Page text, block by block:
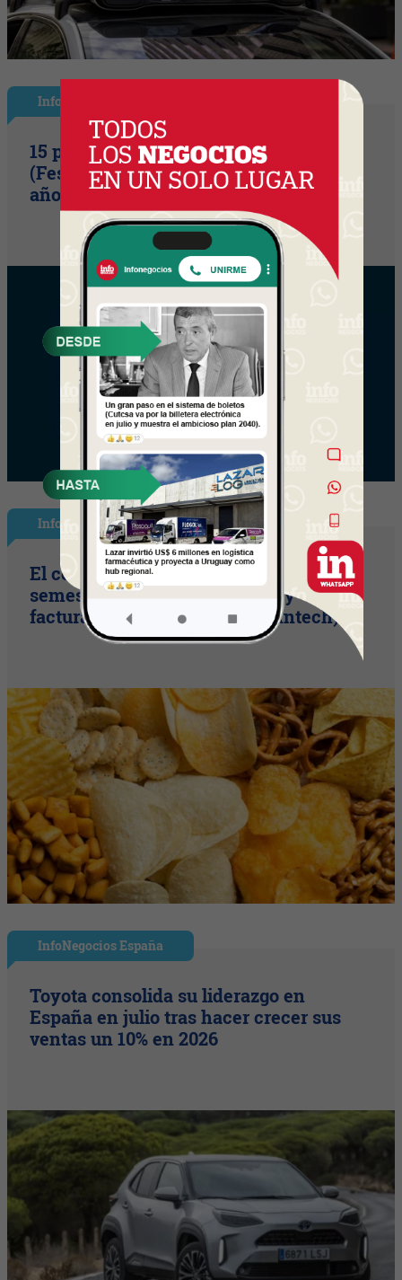
InfoShow
15 primaveras tienes que cumplir
(Festival Música de la Tierra celebra 15
años)
InfoPublicidad
El copetín hizo punta en el primer
semestre (aumento de ventas y
facturación según Radar Scanntech)
InfoNegocios España
Toyota consolida su liderazgo en
España en julio tras hacer crecer sus
ventas un 10% en 2026